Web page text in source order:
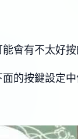
會有不太好
的按鍵設定